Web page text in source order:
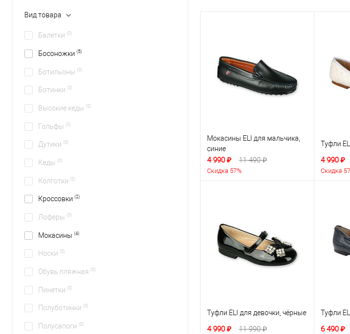
Вид товара
Балетки (0)
Босоножки (5)
Ботильоны (0)
Ботинки (0)
Высокие кеды (0)
Гольфы (0)
Дутики (0)
Кеды (0)
Колготки (0)
Кроссовки (2)
Лоферы (0)
Мокасины (4)
Носки (0)
Обувь пляжная (0)
Пинетки (0)
Полуботинки (0)
Полусапоги (0)
Мокасины ELI для мальчика,
синие
4 990 ₽ 11 490 ₽
Скидка 57%
Туфли
4 990 ₽
Скидка
Туфли ELI для девочки, чёрные
4 990 ₽ 11 990 ₽
Туфли
6 490 ₽